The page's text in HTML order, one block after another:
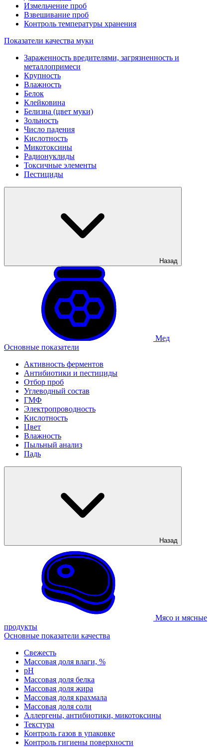
Измельчение проб
Взвешивание проб
Контроль температуры хранения
Показатели качества муки
Зараженность вредителями, загрязненность и
металлопримеси
Крупность
Влажность
Белок
Клейковина
Белизна (цвет муки)
Зольность
Число падения
Кислотность
Микотоксины
Радионуклиды
Токсичные элементы
Пестициды
Назад
Мед
Основные показатели
Активность ферментов
Антибиотики и пестициды
Отбор проб
Углеводный состав
ГМФ
Электропроводность
Кислотность
Цвет
Влажность
Пыльный анализ
Падь
Назад
Мясо и мясные
продукты
Основные показатели качества
Свежесть
Массовая доля влаги, %
рН
Массовая доля белка
Массовая доля жира
Массовая доля крахмала
Массовая доля соли
Аллергены, антибиотики, микотоксины
Текстура
Контроль газов в упаковке
Контроль гигиены поверхности